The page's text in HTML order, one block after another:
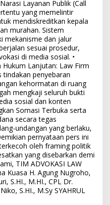
Layanan Publik (Call
yang memelintir
mendiskreditkan kepala
murahan. Sistem
mekanisme dan jalur
sesuai prosedur,
di media sosial. •
Hukum Lanjutan: Law Firm
penyebaran
kehormatan di ruang
mengkaji seluruh bukti
sosial dan konten
Somasi Terbuka serta
secara tegas
undangan yang berlaku,
pernyataan pers ini
oleh framing politik
yang disebarkan demi
TIM ADVOKASI LAW
Kuasa H. Agung Nugroho,
S.HI., M.HI., CPL Dr.
S.HI., M.Sy SYAHRUL